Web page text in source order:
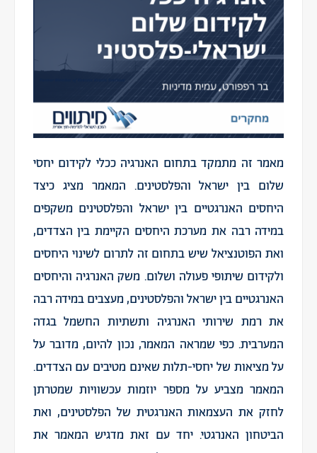
מאמר זה מתמקד בתחום האנרגיה ככלי לקידום יחסי
שלום בין ישראל והפלסטינים. המאמר מציג כיצד
היחסים האנרגטיים בין ישראל והפלסטינים משקפים
במידה רבה את מערכת היחסים הקיימת בין הצדדים,
ואת הפוטנציאל שיש בתחום זה לתרום לשינוי היחסים
ולקידום שיתופי פעולה ושלום. משק האנרגיה והיחסים
האנרגטיים בין ישראל והפלסטינים, מעצבים במידה רבה
את רמת שירותי האנרגיה ותשתיות החשמל בגדה
המערבית. כפי שמראה המאמר, נכון להיום, מדובר על
על מציאות של יחסי-תלות שאינם מטיבים עם הצדדים.
המאמר מצביע על מספר יוזמות עכשוויות שמטרתן
לחזק את העצמאות האנרגטית של הפלסטינים, ואת
הביטחון האנרגטי. יחד עם זאת מדגיש המאמר את